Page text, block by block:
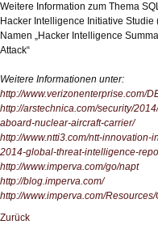
Weitere Information zum Thema
Hacker Intelligence Initiative Studie
Namen „Hacker Intelligence
Attack“
Weitere Informationen unter:
http://www.verizonenterprise.com/
http://arstechnica.com/security/
aboard-nuclear-aircraft-carrier/
http://www.ntti3.com/ntt-
2014-global-threat-intelligence-
http://www.imperva.com/go/napt
http://blog.imperva.com/
http://www.imperva.com/
Zurück